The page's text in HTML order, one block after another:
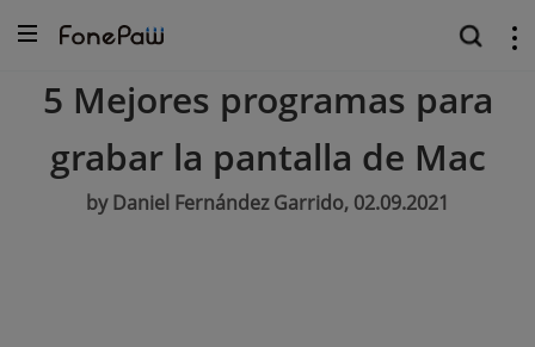
5 Mejores programas para
grabar la pantalla de Mac
by Daniel Fernández Garrido, 02.09.2021